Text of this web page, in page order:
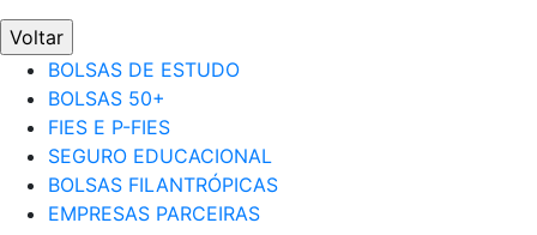
Voltar
BOLSAS DE ESTUDO
BOLSAS 50+
FIES E P-FIES
SEGURO EDUCACIONAL
BOLSAS FILANTRÓPICAS
EMPRESAS PARCEIRAS